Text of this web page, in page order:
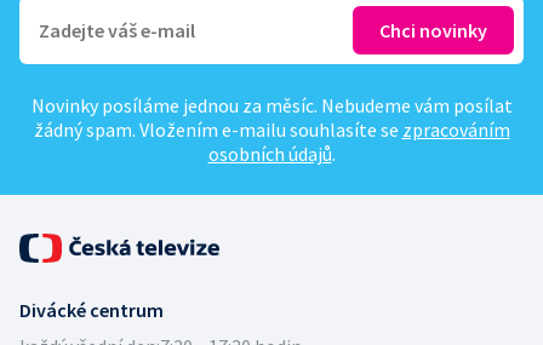
Novinky posíláme jednou za měsíc. Nebudeme vám posílat
žádný spam. Vložením e-mailu souhlasíte se zpracováním
osobních údajů.